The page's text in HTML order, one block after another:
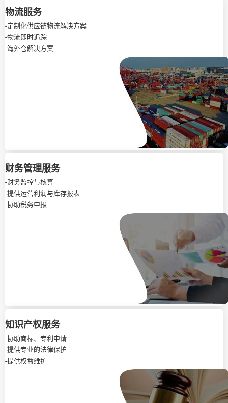
物流服务
-定制化供应链物流解决方案
-物流即时追踪
-海外仓解决方案
财务管理服务
-财务监控与核算
-提供运营利润与库存报表
-协助税务申报
知识产权服务
-协助商标、专利申请
-提供专业的法律保护
-提供权益维护